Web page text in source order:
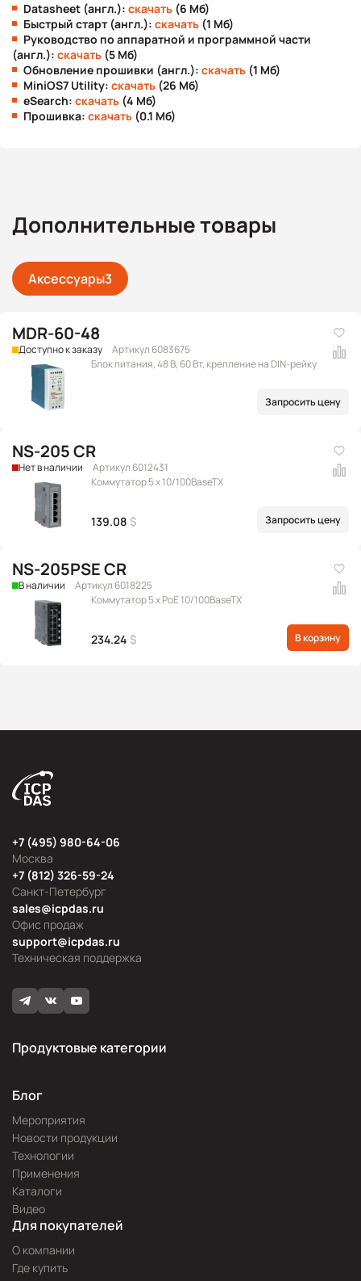
Datasheet (англ.): скачать (6 Мб)
Быстрый старт (англ.): скачать (1 Мб)
Руководство по аппаратной и программной части
(англ.): скачать (5 Мб)
Обновление прошивки (англ.): скачать (1 Мб)
MiniOS7 Utility: скачать (26 Мб)
eSearch: скачать (4 Мб)
Прошивка: скачать (0.1 Мб)
Дополнительные товары
Аксессуары3
MDR-60-48
Доступно к заказу
Артикул 6083675
Блок питания, 48 В, 60 Вт, крепление на DIN-рейку
Запросить цену
NS-205 CR
Нет в наличии
Артикул 6012431
Коммутатор 5 x 10/100BaseTX
139.08 $ Запросить цену
NS-205PSE CR
В наличии
Артикул 6018225
Коммутатор 5 x PoE 10/100BaseTX
234.24 $ В корзину
Москва
+7 (495) 980-64-06
Офис продаж
sales@icpdas.ru
Санкт-Петербург
+7 (812) 326-59-24
Техническая поддержка
support@icpdas.ru
Продуктовые категории
Блог
Мероприятия
Новости продукции
Технологии
Применения
Каталоги
Видео
Для покупателей
О компании
Где купить